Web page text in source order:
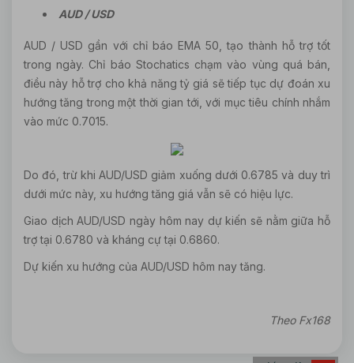
AUD / USD
AUD / USD gần với chỉ báo EMA 50, tạo thành hỗ trợ tốt
trong ngày. Chỉ báo Stochatics chạm vào vùng quá bán,
điều này hỗ trợ cho khả năng tỷ giá sẽ tiếp tục dự đoán xu
hướng tăng trong một thời gian tới, với mục tiêu chính nhắm
vào mức 0.7015.
Do đó, trừ khi AUD/USD giảm xuống dưới 0.6785 và duy trì
dưới mức này, xu hướng tăng giá vẫn sẽ có hiệu lực.
Giao dịch AUD/USD ngày hôm nay dự kiến sẽ nằm giữa hỗ
trợ tại 0.6780 và kháng cự tại 0.6860.
Dự kiến xu hướng của AUD/USD hôm nay tăng.
Theo Fx168